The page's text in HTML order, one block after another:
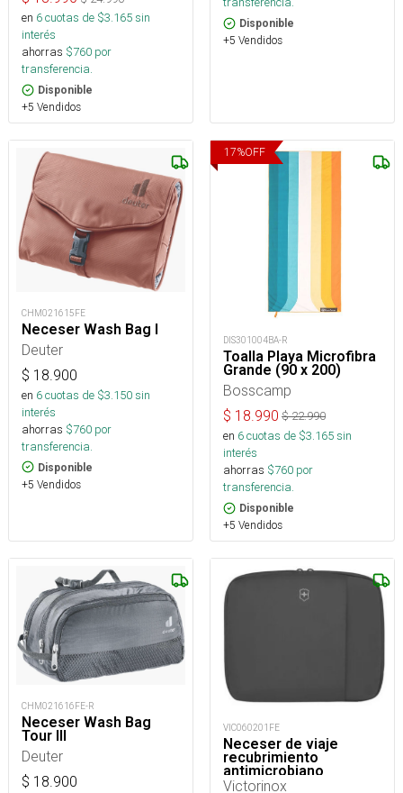
en 6cuotas de $3.165sin
interés
ahorras $760 por
transferencia.
Disponible
+5 Vendidos
Disponible
+5 Vendidos
CHM021615FE
Neceser Wash Bag I
Deuter
$ 18.900
en 6cuotas de $3.150sin
interés
ahorras $760 por
transferencia.
Disponible
+5 Vendidos
17%OFF
DIS301004BA-R
Toalla Playa Microfibra
Grande (90 x 200)
Bosscamp
$ 18.990 $22.990
en 6cuotas de $3.165sin
interés
ahorras $760 por
transferencia.
Disponible
+5 Vendidos
CHM021616FE-R
Neceser Wash Bag
Tour III
Deuter
$ 18.900
VIC060201FE
Neceser de viaje
recubrimiento
antimicrobiano
Victorinox